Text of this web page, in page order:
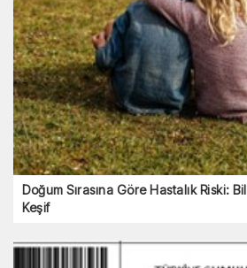
Doğum Sırasına Göre Hastalık Riski:
Keşif